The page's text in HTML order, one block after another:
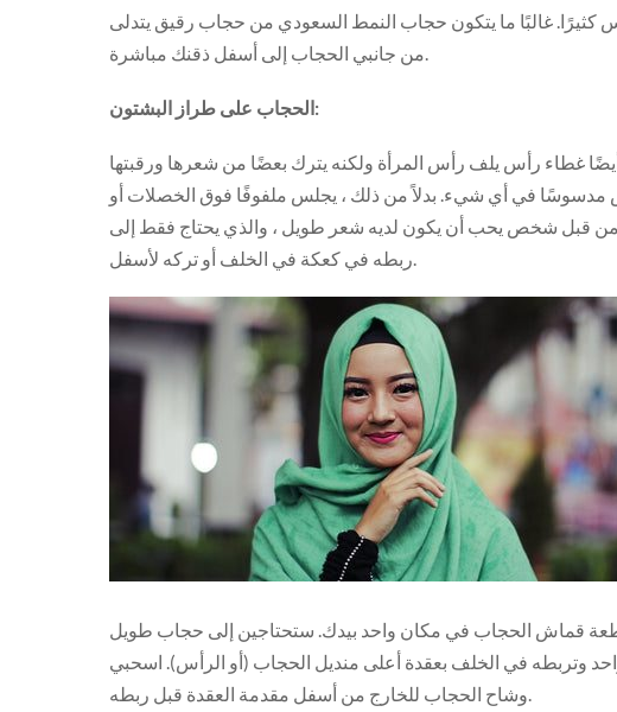
كثيرًا. غالبًا ما يتكون حجاب النمط السعودي من حجاب رقيق يتدلى
من جانبي الحجاب إلى أسفل ذقنك مباشرة.
الحجاب على طراز البشتون:
غطاء رأس يلف رأس المرأة ولكنه يترك بعضًا من شعرها ورقبتها
مدسوسًا في أي شيء. بدلاً من ذلك ، يجلس ملفوفًا فوق الخصلات أو
قبل شخص يحب أن يكون لديه شعر طويل ، والذي يحتاج فقط إلى
ربطه في كعكة في الخلف أو تركه لأسفل.
قماش الحجاب في مكان واحد بيدك. ستحتاجين إلى حجاب طويل
وتربطه في الخلف بعقدة أعلى منديل الحجاب (أو الرأس). اسحبي